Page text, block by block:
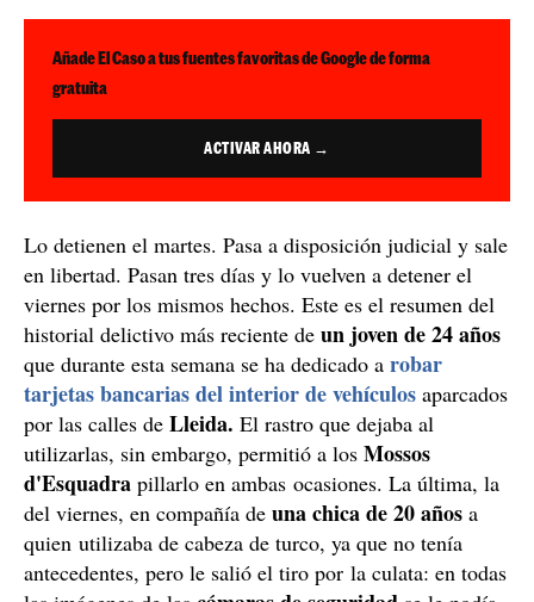
Añade El Caso a tus fuentes favoritas de Google de forma
gratuita
ACTIVAR AHORA →
Lo detienen el martes. Pasa a disposición judicial y sale
en libertad. Pasan tres días y lo vuelven a detener el
viernes por los mismos hechos. Este es el resumen del
historial delictivo más reciente de un joven de 24 años
que durante esta semana se ha dedicado a robar
tarjetas bancarias del interior de vehículos aparcados
por las calles de Lleida. El rastro que dejaba al
utilizarlas, sin embargo, permitió a los Mossos
d'Esquadra pillarlo en ambas ocasiones. La última, la
del viernes, en compañía de una chica de 20 años a
quien utilizaba de cabeza de turco, ya que no tenía
antecedentes, pero le salió el tiro por la culata: en todas